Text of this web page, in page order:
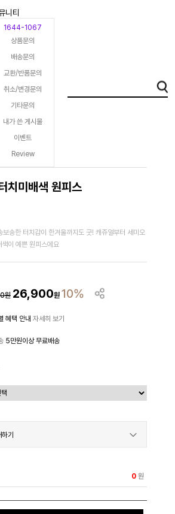
니티
1644-1067
상품문의
배송문의
교환/반품문의
취소/변경문의
기타문의
내가 쓴 게시물
이벤트
Review
미배색 원피스
한 터치감이 한겨울까지도 굿! 캐쥬얼부터 세미오
이 예쁜 원피스에요
원 26,900원 10%
혜택 안내 자세히 보기
5만원이상 무료배송
기
0 원